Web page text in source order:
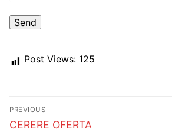
Post Views: 125
Post
navigation
PREVIOUS
Previous
CERERE OFERTA